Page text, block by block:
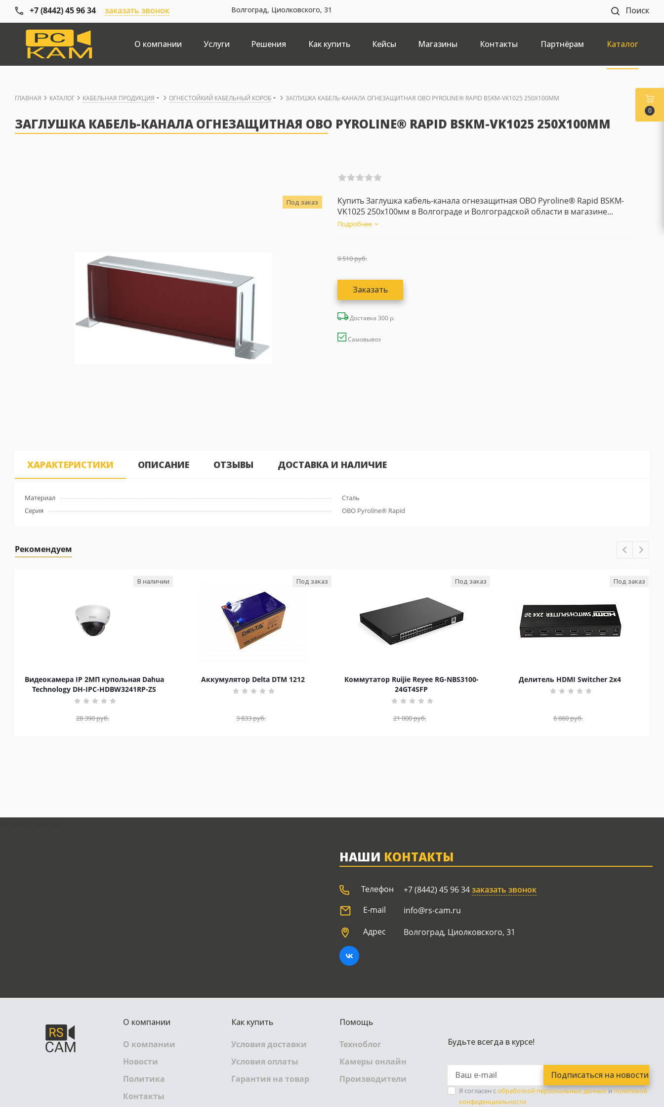
+7 (8442) 45 96 34 заказать звонок Волгоград, Циолковского, 31 Поиск
О компании Услуги Решения Как купить Кейсы Магазины Контакты Партнёрам Каталог
ГЛАВНАЯ КАТАЛОГ КАБЕЛЬНАЯ ПРОДУКЦИЯ ОГНЕСТОЙКИЙ КАБЕЛЬНЫЙ КОРОБ ЗАГЛУШКА КАБЕЛЬ-КАНАЛА ОГНЕЗАЩИТНАЯ OBO PYROLINE® RAPID BSKM-VK1025 250X100ММ
ЗАГЛУШКА КАБЕЛЬ-КАНАЛА ОГНЕЗАЩИТНАЯ OBO PYROLINE® RAPID BSKM-VK1025 250X100ММ
Под заказ
Купить Заглушка кабель-канала огнезащитная OBO Pyroline® Rapid BSKM-
VK1025 250x100мм в Волгограде и Волгоградской области в магазине...
Подробнее
9 510руб.
Заказать
Доставка 300 р.
Самовывоз
ХАРАКТЕРИСТИКИ ОПИСАНИЕ ОТЗЫВЫ ДОСТАВКА И НАЛИЧИЕ
Материал
Сталь
Серия
OBO Pyroline® Rapid
Рекомендуем
Видеокамера IP 2МП купольная Dahua
Technology DH-IPC-HDBW3241RP-ZS
В наличии
28 390руб.
Аккумулятор Delta DTM 1212
Под заказ
3 833руб.
Коммутатор Ruijie Reyee RG-NBS3100-
24GT4SFP
Под заказ
21 000руб.
Делитель HDMI Switcher 2x4
Под заказ
6 860руб.
НАШИ КОНТАКТЫ
Телефон +7 (8442) 45 96 34заказать звонок
E-mail
info@rs-cam.ru
Адрес
Волгоград, Циолковского, 31
О компании
О компании
Новости
Политика
Контакты
Как купить
Условия доставки
Условия оплаты
Гарантия на товар
Помощь
Техноблог
Камеры онлайн
Производители
Будьте всегда в курсе!
Я согласен собработкой персональных данныхиполитикой
конфиденциальности
0